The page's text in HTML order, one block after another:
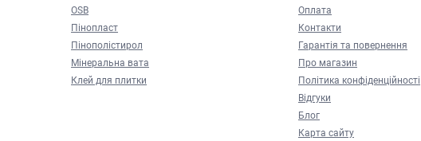
OSB
Пінопласт
Пінополістирол
Мінеральна вата
Клей для плитки
Оплата
Контакти
Гарантія та повернення
Про магазин
Політика конфіденційності
Відгуки
Блог
Карта сайту